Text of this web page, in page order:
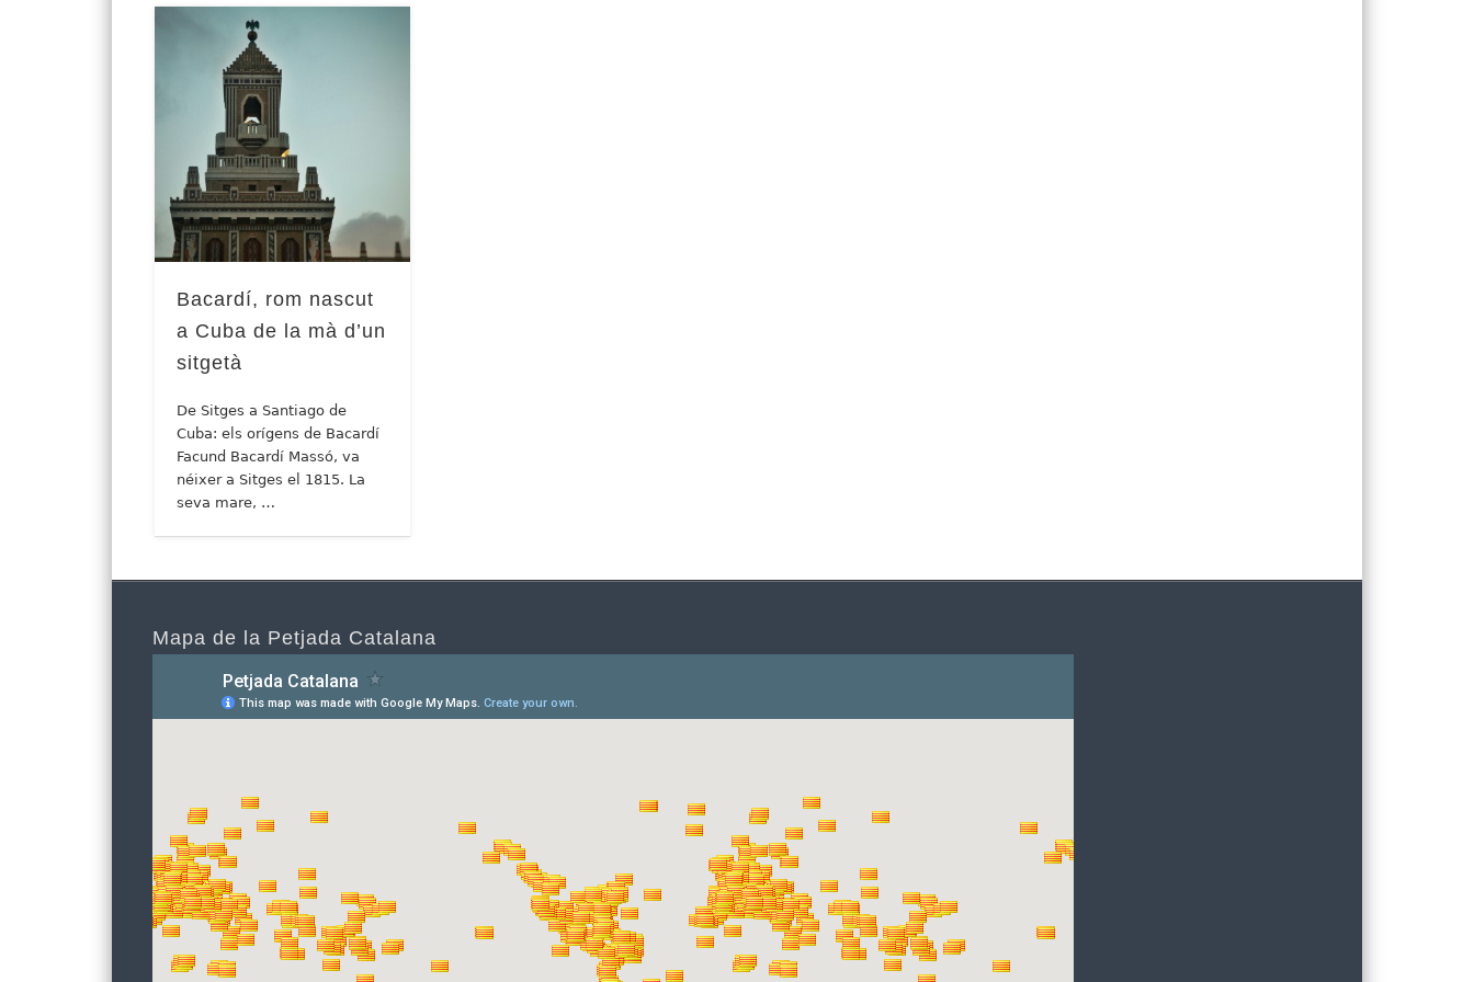
Bacardí, rom nascut
a Cuba de la mà d’un
sitgetà
De Sitges a Santiago de
Cuba: els orígens de Bacardí
Facund Bacardí Massó, va
néixer a Sitges el 1815. La
seva mare, …
Mapa de la Petjada Catalana